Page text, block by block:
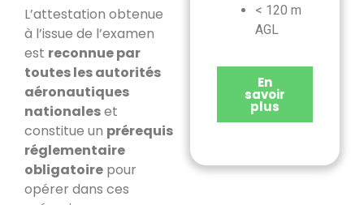
L’attestation obtenue
à l’issue de l’examen
est reconnue par
toutes les autorités
aéronautiques
nationaleset
constitue un prérequis
réglementaire
obligatoire pour
opérer dans ces
< 120 m
AGL
En
savoir
plus